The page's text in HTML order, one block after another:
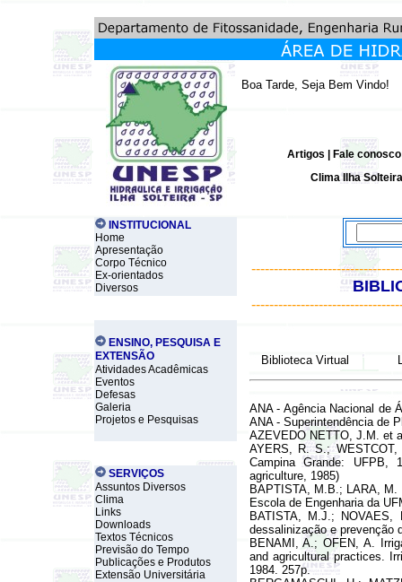
Boa Tarde, Seja Bem Vindo!
Artigos Fale conosco
Clima Ilha Solteira
INSTITUCIONAL
Home
Apresentação
Corpo Técnico
Ex-orientados
Diversos
Biblioteca Virtual
ANA - Agência Nacional de
ANA - Superintendência de
AZEVEDO NETTO, J.M. et
AYERS, R. S.;
Campina Grande:
agriculture, 1985)
BAPTISTA, M.B.; LARA, M.
Escola de Engenharia da
BATISTA, M.J.;
dessalinização e prevenção
BENAMI, A.; OFEN, A.
and agricultural practices.
1984. 257p.
ENSINO, PESQUISA E
EXTENSÃO
Atividades Acadêmicas
Eventos
Defesas
Galeria
Projetos e Pesquisas
SERVIÇOS
Assuntos Diversos
Clima
Links
Downloads
Textos Técnicos
Previsão do Tempo
Publicações e Produtos
Extensão Universitária